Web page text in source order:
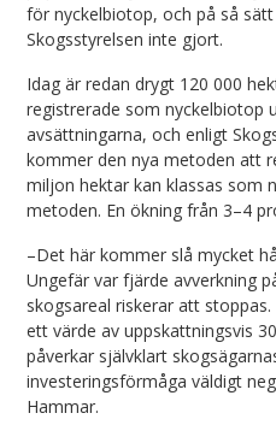
för nyckelbiotop, och på så
Skogsstyrelsen inte gjort.
Idag är redan drygt 120 000
registrerade som nyckelbiotop
avsättningarna, och enligt
kommer den nya metoden att
miljon hektar kan klassas som
metoden. En ökning från 3–4
–Det här kommer slå mycket
Ungefär var fjärde avverkning
skogsareal riskerar att
ett värde av uppskattningsvis
påverkar självklart
investeringsförmåga väldigt
Hammar.